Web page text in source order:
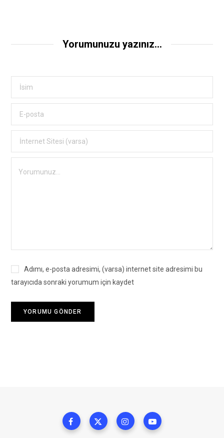
Yorumunuzu yazınız...
Adımı, e-posta adresimi, (varsa) internet site adresimi bu
tarayıcıda sonraki yorumum için kaydet